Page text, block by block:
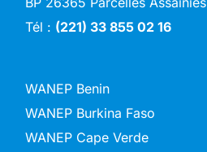
Tél : (221) 33 855 02 16
WANEP Benin
WANEP Burkina Faso
WANEP Cape Verde